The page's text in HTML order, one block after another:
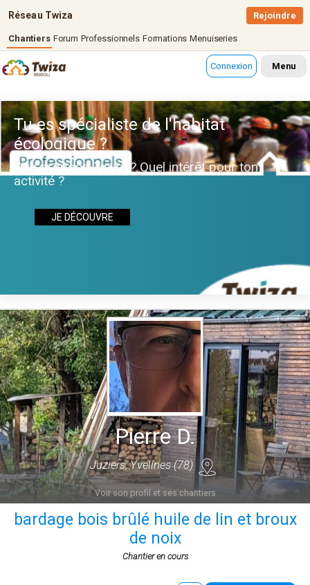
Réseau Twiza
Chantiers Forum Professionnels Formations Menuiseries
Rejoindre
Connexion Menu
Tu es spécialiste de l'habitat
écologique ?
Que propose Twiza ? Quel intérêt pour ton
activité ?
JE DÉCOUVRE
Pierre D.
Juziers, Yvelines (78)
Voir son profil et ses chantiers
bardage bois brûlé huile de lin et broux
de noix
Chantier en cours